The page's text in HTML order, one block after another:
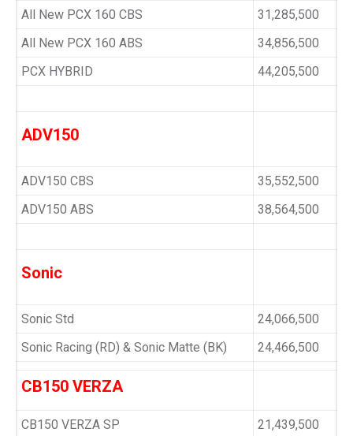
All New PCX 160 CBS
31,285,500
All New PCX 160 ABS
34,856,500
PCX HYBRID
44,205,500
ADV150
ADV150 CBS
35,552,500
ADV150 ABS
38,564,500
Sonic
Sonic Std
24,066,500
Sonic Racing (RD) & Sonic Matte (BK)
24,466,500
CB150 VERZA
CB150 VERZA SP 21,439,500